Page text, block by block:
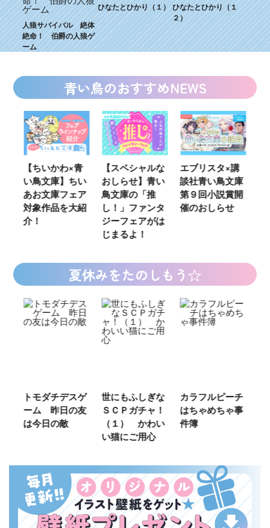
人狼サバイバル 絶体
絶命！ 伯爵の人狼ゲ
ーム
ひなたとひかり（１） ひなたとひかり（１
２）
青い鳥のおすすめNEWS
【ちいかわ×青
い鳥文庫】ちい
あお文庫フェア
対象作品を大紹
介！
【スペシャルな
おしらせ】青い
鳥文庫の「推
し！」ファンタ
ジーフェアがは
じまるよ！
エブリスタ×講
談社青い鳥文庫
第９回小説賞開
催のおしらせ
夏休みをたのしもう☆
トモダチデスゲ
ーム 昨日の友
は今日の敵
世にもふしぎな
ＳＣＰガチャ！
（１） かわい
い猫にご用心
カラフルピーチ
はちゃめちゃ事
件簿